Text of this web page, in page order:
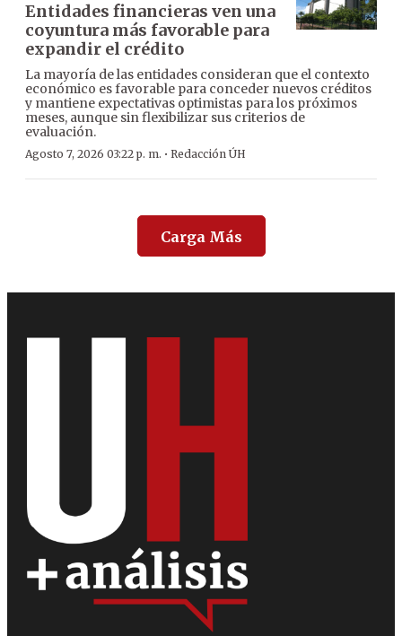
Entidades financieras ven una
coyuntura más favorable para
expandir el crédito
La mayoría de las entidades consideran que el contexto
económico es favorable para conceder nuevos créditos
y mantiene expectativas optimistas para los próximos
meses, aunque sin flexibilizar sus criterios de
evaluación.
Agosto 7, 2026 03:22 p. m. · Redacción ÚH
Carga Más